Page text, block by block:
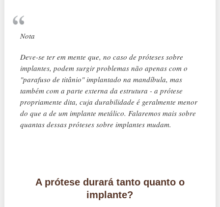
Nota
Deve-se ter em mente que, no caso de próteses sobre
implantes, podem surgir problemas não apenas com o
"parafuso de titânio" implantado na mandíbula, mas
também com a parte externa da estrutura - a prótese
propriamente dita, cuja durabilidade é geralmente menor
do que a de um implante metálico. Falaremos mais sobre
quantas dessas próteses sobre implantes mudam.
A prótese durará tanto quanto o
implante?